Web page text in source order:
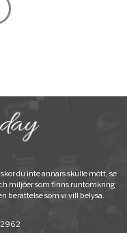
du inte annars skulle mött, se
miljöer som finns runtomkring
berättelse som vi vill belysa.